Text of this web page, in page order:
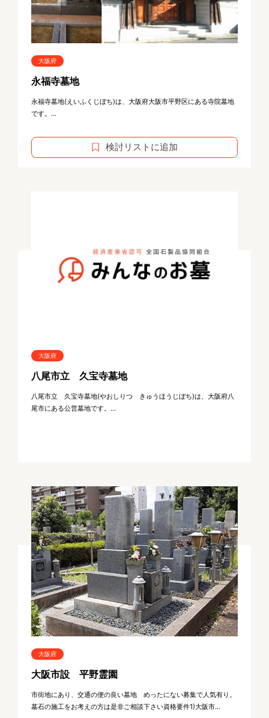
大阪府
永福寺墓地
永福寺墓地(えいふくじぼち)は、大阪府大阪市平野区にある寺院墓地
です。...
検討リストに追加
大阪府
八尾市立 久宝寺墓地
八尾市立 久宝寺墓地(やおしりつ きゅうほうじぼち)は、大阪府八
尾市にある公営墓地です。...
大阪府
大阪市設 平野霊園
市街地にあり、交通の便の良い墓地 めったにない募集で人気有り。
墓石の施工をお考えの方は是非ご相談下さい資格要件1)大阪市...